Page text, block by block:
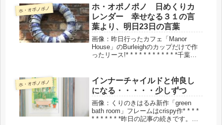
は、相手の電波が悪いと思って、「お
電話遠いのですけど」なんて言って
い...
ホ・オポノポノ
ホ・オポノポノ 日めくりカ
レンダー 幸せなる３１の言
葉より、明日23日の言葉
画像：昨日行ったカフェ「Manor
House」のBurleighのカップだけで作
ったリース!* * * * * * * * * * * *千葉県
たので、家族で来...
ホ・オポノポノ
インナーチャイルドと仲良し
になる・・・・・少しずつ
画像：くりのきはるみ新作「green
bath room」フレームはcrispy作* * * *
* * * * * * *昨日の記事の続きです。私